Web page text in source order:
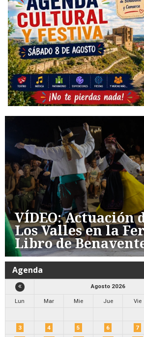
VÍDEO: Actuación
Los Valles en la
Libro de
Agenda
Agosto 2026
Lun Mar Mie Jue Vie
3
4 5 6 7